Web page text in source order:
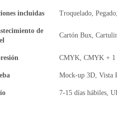
incluidas Troquelado,
de
Cartón Bux,
CMYK, CMYK + 1
Mock-up 3D, Vista
7-15 días hábiles,